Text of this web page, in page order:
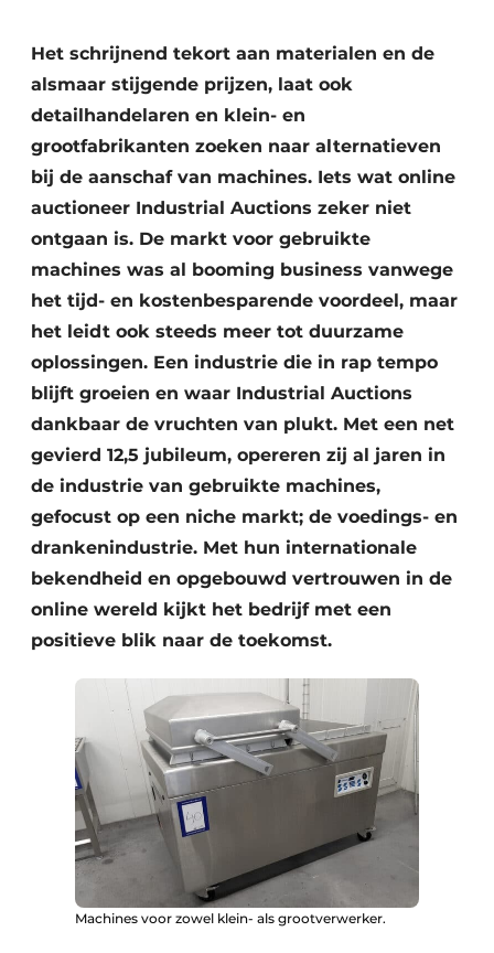
Het schrijnend tekort aan materialen en de
alsmaar stijgende prijzen, laat ook
detailhandelaren en klein- en
grootfabrikanten zoeken naar alternatieven
bij de aanschaf van machines. Iets wat online
auctioneer Industrial Auctions zeker niet
ontgaan is. De markt voor gebruikte
machines was al booming business vanwege
het tijd- en kostenbesparende voordeel, maar
het leidt ook steeds meer tot duurzame
oplossingen. Een industrie die in rap tempo
blijft groeien en waar Industrial Auctions
dankbaar de vruchten van plukt. Met een net
gevierd 12,5 jubileum, opereren zij al jaren in
de industrie van gebruikte machines,
gefocust op een niche markt; de voedings- en
drankenindustrie. Met hun internationale
bekendheid en opgebouwd vertrouwen in de
online wereld kijkt het bedrijf met een
positieve blik naar de toekomst.
Machines voor zowel klein- als grootverwerker.